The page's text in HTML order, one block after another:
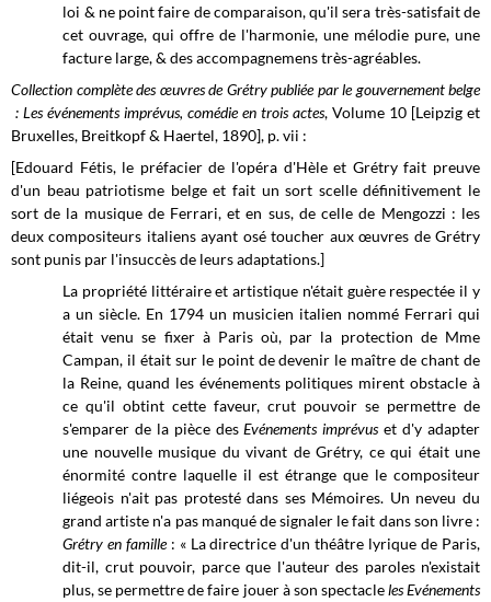
loi & ne point faire de comparaison, qu'il sera très-satisfait de
cet ouvrage, qui offre de l'harmonie, une mélodie pure, une
facture large, & des accompagnemens très-agréables.
Collection complète des œuvres de Grétry publiée par le gouvernement belge
: Les événements imprévus, comédie en trois actes, Volume 10 [Leipzig et
Bruxelles, Breitkopf & Haertel, 1890], p. vii :
[Edouard Fétis, le préfacier de l'opéra d'Hèle et Grétry fait preuve
d'un beau patriotisme belge et fait un sort scelle définitivement le
sort de la musique de Ferrari, et en sus, de celle de Mengozzi : les
deux compositeurs italiens ayant osé toucher aux œuvres de Grétry
sont punis par l'insuccès de leurs adaptations.]
La propriété littéraire et artistique n'était guère respectée il y
a un siècle. En 1794 un musicien italien nommé Ferrari qui
était venu se fixer à Paris où, par la protection de Mme
Campan, il était sur le point de devenir le maître de chant de
la Reine, quand les événements politiques mirent obstacle à
ce qu'il obtint cette faveur, crut pouvoir se permettre de
s'emparer de la pièce desEvénements imprévuset d'y adapter
une nouvelle musique du vivant de Grétry, ce qui était une
énormité contre laquelle il est étrange que le compositeur
liégeois n'ait pas protesté dans ses Mémoires. Un neveu du
grand artiste n'a pas manqué de signaler le fait dans son livre :
Grétry en famille : « La directrice d'un théâtre lyrique de Paris,
dit-il, crut pouvoir, parce que l'auteur des paroles n'existait
plus, se permettre de faire jouer à son spectacleles Evénements